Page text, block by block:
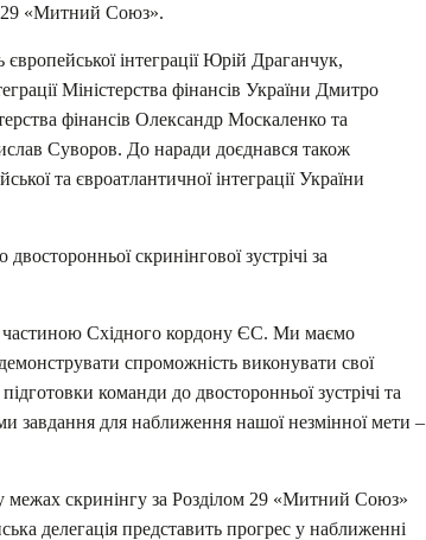
29 «Митний Союз».
інтеграції Юрій Драганчук,
Міністерства фінансів України Дмитро
фінансів Олександр Москаленко та
Суворов. До наради доєднався також
та євроатлантичної інтеграції України
скринінгової зустрічі за
частиною Східного кордону ЄС. Ми маємо
спроможність виконувати свої
команди до двосторонньої зустрічі та
завдання для наближення нашої незмінної мети –
у межах скринінгу за Розділом 29 «Митний Союз»
делегація представить прогрес у наближенні